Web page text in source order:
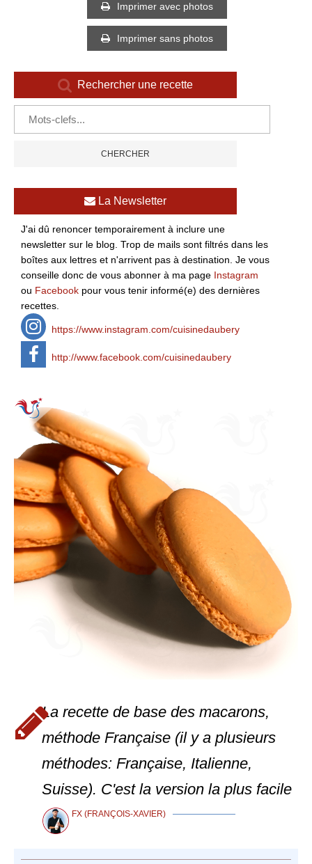
Imprimer avec photos
Imprimer sans photos
Rechercher une recette
La Newsletter
J'ai dû renoncer temporairement à inclure une
newsletter sur le blog. Trop de mails sont filtrés dans les
boîtes aux lettres et n'arrivent pas à destination. Je vous
conseille donc de vous abonner à ma page Instagram
ou Facebook pour vous tenir informé(e) des dernières
recettes.
https://www.instagram.com/cuisinedaubery
http://www.facebook.com/cuisinedaubery
La recette de base des macarons,
méthode Française (il y a plusieurs
méthodes: Française, Italienne,
Suisse). C'est la version la plus facile
FX (FRANÇOIS-XAVIER)